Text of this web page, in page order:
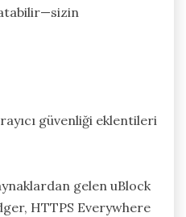
güvenliği eklentileri
gelen uBlock
HTTPS Everywhere